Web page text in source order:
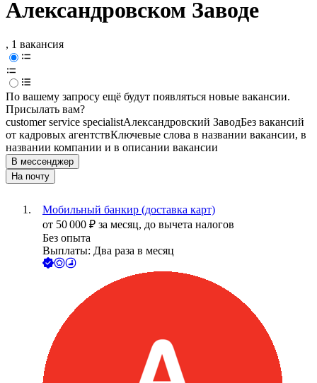
Александровском Заводе
, 1 вакансия
По вашему запросу ещё будут появляться новые вакансии.
Присылать вам?
customer service specialistАлександровский ЗаводБез вакансий
от кадровых агентствКлючевые слова в названии вакансии, в
названии компании и в описании вакансии
В мессенджер
На почту
Мобильный банкир (доставка карт)
от 50 000 ₽ за месяц, до вычета налогов
Без опыта
Выплаты: Два раза в месяц